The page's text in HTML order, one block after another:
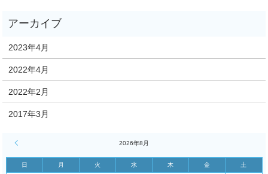
2023年4月
2022年4月
2022年2月
2017年3月
2026年8月
日 月 火 水 木 金 土